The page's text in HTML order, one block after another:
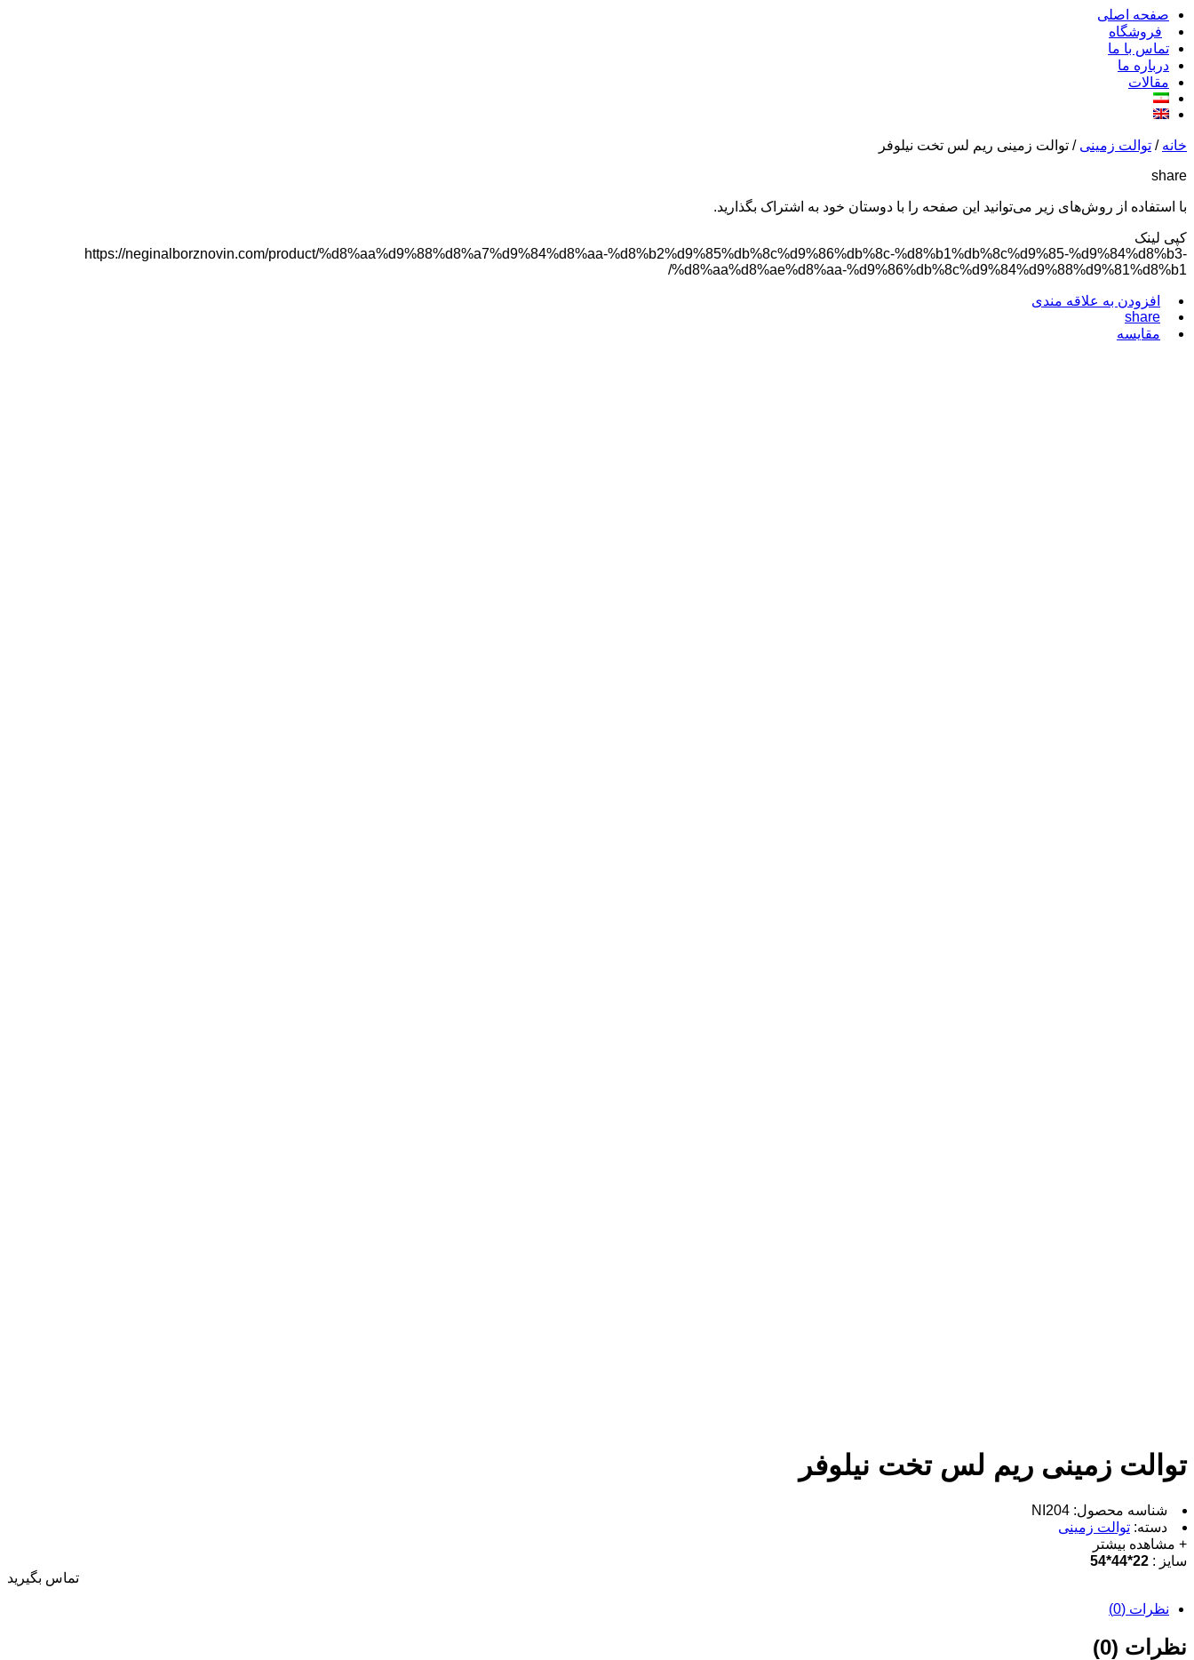
صفحه اصلی
فروشگاه
تماس با ما
درباره ما
مقالات
خانه / توالت زمینی / توالت زمینی ریم لس تخت نیلوفر
share
با استفاده از روش‌های زیر می‌توانید این صفحه را با دوستان خود به اشتراک بگذارید.
کپی لینک
https://neginalborznovin.com/product/%d8%aa%d9%88%d8%a7%d9%84%d8%aa-%d8%b2%d9%85%db%8c%d9%86%db%8c-%d8%b1%db%8c%d9%85-%d9%84%d8%b3-
%d8%aa%d8%ae%d8%aa-%d9%86%db%8c%d9%84%d9%88%d9%81%d8%b1/
افزودن به علاقه مندی
share
مقایسه
توالت زمینی ریم لس تخت نیلوفر
شناسه محصول: NI204
دسته: توالت زمینی
+ مشاهده بیشتر
سایز :
22*44*54
تماس بگیرید
نظرات (0)
نظرات (0)